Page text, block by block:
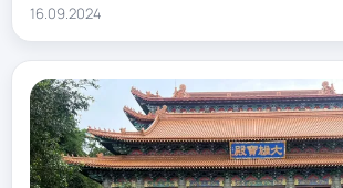
16.09.2024